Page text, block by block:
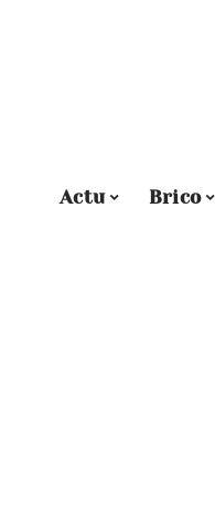
Actu Brico